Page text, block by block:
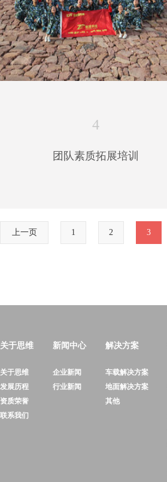
4
团队素质拓展培训
上一页 1 2 3
关于思维
关于思维
发展历程
资质荣誉
联系我们
新闻中心
企业新闻
行业新闻
解决方案
车载解决方案
地面解决方案
其他